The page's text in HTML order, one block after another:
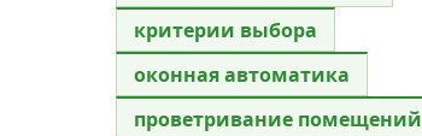
критерии выбора
оконная автоматика
проветривание помещений